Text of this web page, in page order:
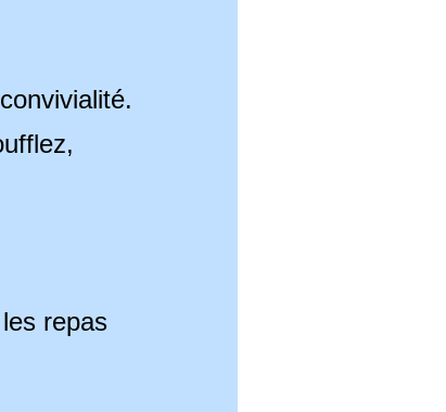
repas